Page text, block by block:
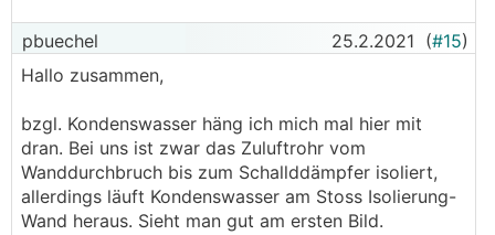
pbuechel 25.2.2021 (#15)
Hallo zusammen,
bzgl. Kondenswasser häng ich mich mal hier mit
dran. Bei uns ist zwar das Zuluftrohr vom
Wanddurchbruch bis zum Schallddämpfer isoliert,
allerdings läuft Kondenswasser am Stoss Isolierung-
Wand heraus. Sieht man gut am ersten Bild.